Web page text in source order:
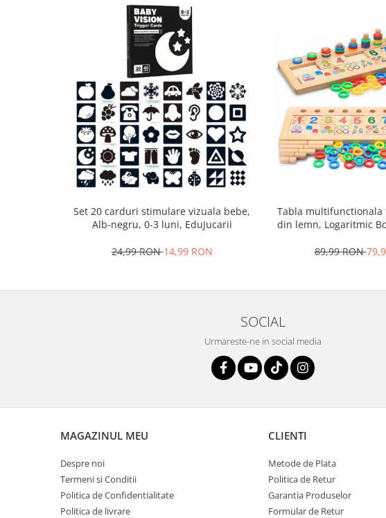
Set 20 carduri stimulare vizuala bebe,
Alb-negru, 0-3 luni, EduJucarii
24,99 RON14,99 RON
Tabla multifunctionala
din lemn, Logaritmic
operatiuni
89,99 RON
SOCIAL
Urmareste-ne in social media
MAGAZINUL MEU
Despre noi
Termeni si Conditii
Politica de Confidentialitate
Politica de livrare
CLIENTI
Metode de Plata
Politica de Retur
Garantia Produselor
Formular de Retur